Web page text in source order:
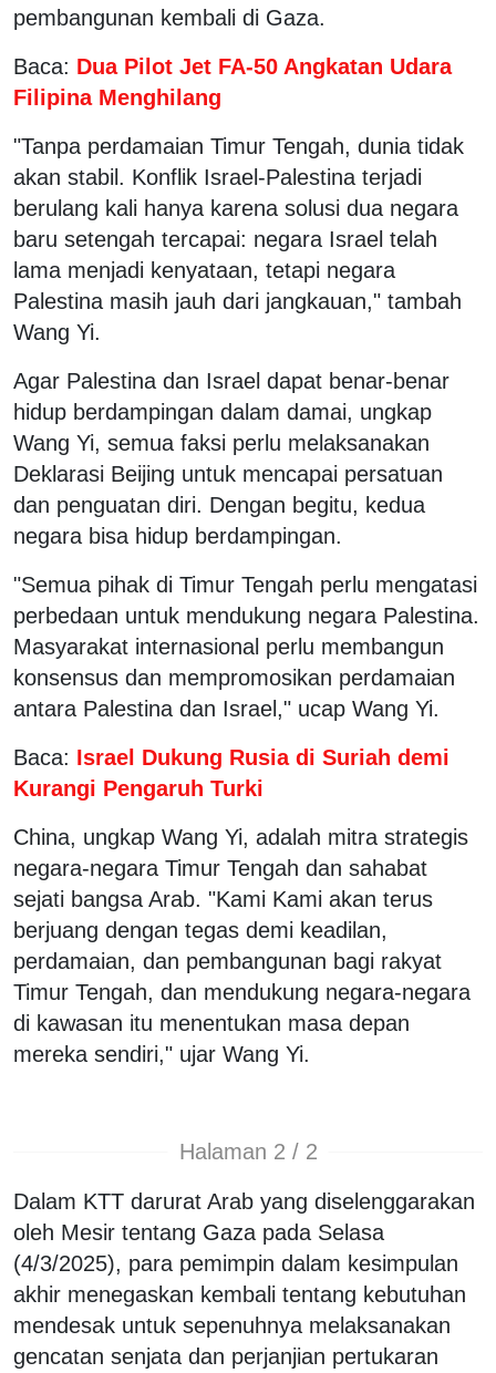
pembangunan kembali di Gaza.
Baca: Dua Pilot Jet FA-50 Angkatan Udara
Filipina Menghilang
"Tanpa perdamaian Timur Tengah, dunia tidak
akan stabil. Konflik Israel-Palestina terjadi
berulang kali hanya karena solusi dua negara
baru setengah tercapai: negara Israel telah
lama menjadi kenyataan, tetapi negara
Palestina masih jauh dari jangkauan," tambah
Wang Yi.
Agar Palestina dan Israel dapat benar-benar
hidup berdampingan dalam damai, ungkap
Wang Yi, semua faksi perlu melaksanakan
Deklarasi Beijing untuk mencapai persatuan
dan penguatan diri. Dengan begitu, kedua
negara bisa hidup berdampingan.
"Semua pihak di Timur Tengah perlu mengatasi
perbedaan untuk mendukung negara Palestina.
Masyarakat internasional perlu membangun
konsensus dan mempromosikan perdamaian
antara Palestina dan Israel," ucap Wang Yi.
Baca: Israel Dukung Rusia di Suriah demi
Kurangi Pengaruh Turki
China, ungkap Wang Yi, adalah mitra strategis
negara-negara Timur Tengah dan sahabat
sejati bangsa Arab. "Kami Kami akan terus
berjuang dengan tegas demi keadilan,
perdamaian, dan pembangunan bagi rakyat
Timur Tengah, dan mendukung negara-negara
di kawasan itu menentukan masa depan
mereka sendiri," ujar Wang Yi.
Halaman 2 / 2
Dalam KTT darurat Arab yang diselenggarakan
oleh Mesir tentang Gaza pada Selasa
(4/3/2025), para pemimpin dalam kesimpulan
akhir menegaskan kembali tentang kebutuhan
mendesak untuk sepenuhnya melaksanakan
gencatan senjata dan perjanjian pertukaran